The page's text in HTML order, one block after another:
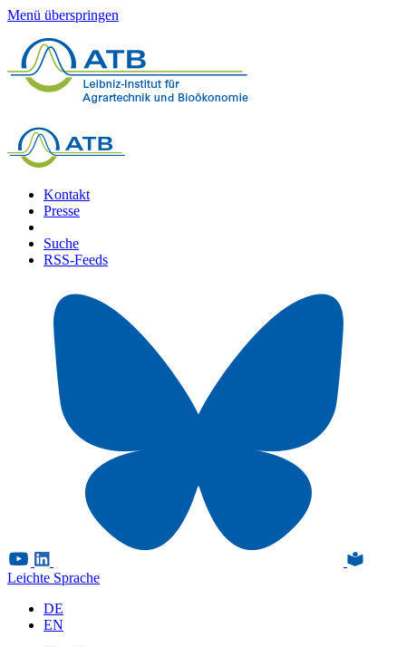
Menü überspringen
Kontakt
Presse
Suche
RSS-Feeds
Leichte Sprache
DE
EN